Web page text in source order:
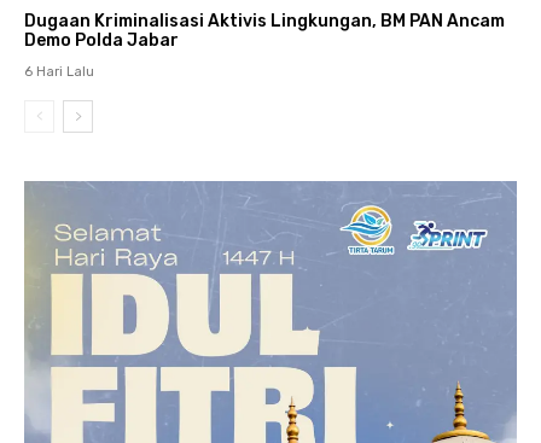
Dugaan Kriminalisasi Aktivis Lingkungan, BM PAN Ancam
Demo Polda Jabar
6 Hari Lalu